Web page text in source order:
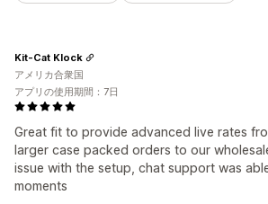
Great fit to provide advanced live rates
larger case packed orders to our
issue with the setup, chat support was
moments
Kit-Cat Klock
アメリカ合衆国
アプリの使用期間：7日